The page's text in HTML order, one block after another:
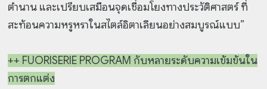
ตำนาน และเปรียบเสมือนจุดเชื่อมโยงทางประวัติศาสตร์ ที่
สะท้อนความหรูหราในสไตล์อิตาเลียนอย่างสมบูรณ์แบบ”
++ FUORISERIE PROGRAM กับหลายระดับความเข้มข้นใน
การตกแต่ง